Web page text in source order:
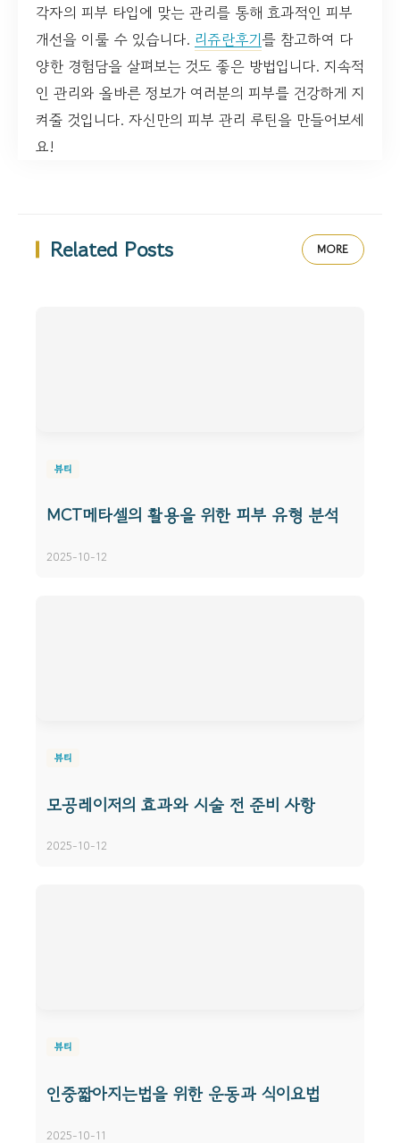
각자의 피부 타입에 맞는 관리를 통해 효과적인 피부
개선을 이룰 수 있습니다. 리쥬란후기를 참고하여 다
양한 경험담을 살펴보는 것도 좋은 방법입니다. 지속적
인 관리와 올바른 정보가 여러분의 피부를 건강하게 지
켜줄 것입니다. 자신만의 피부 관리 루틴을 만들어보세
요!
Related Posts MORE
뷰티
MCT메타셀의 활용을 위한 피부 유형 분석
2025-10-12
뷰티
모공레이저의 효과와 시술 전 준비 사항
2025-10-12
뷰티
인중짧아지는법을 위한 운동과 식이요법
2025-10-11